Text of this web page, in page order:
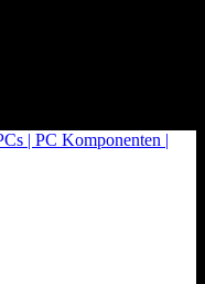
| PC Komponenten |